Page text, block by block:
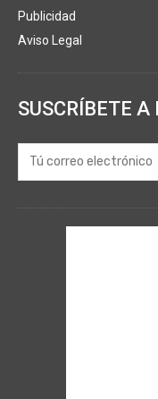
Publicidad
Aviso Legal
SUSCRÍBETE